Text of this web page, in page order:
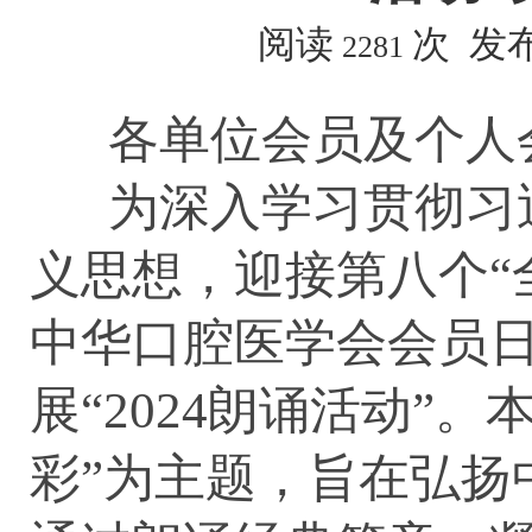
阅读 2281 次 发
各单位会员及个人
为深入学习贯彻习
义思想，迎接第八个“
中华口腔医学会会员
展“2024朗诵活动”。
彩”为主题，旨在弘